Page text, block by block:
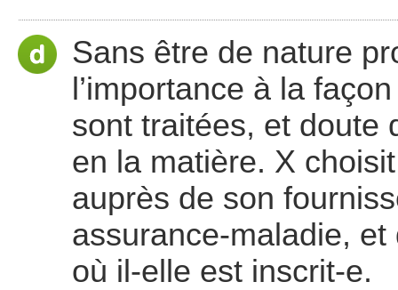
Sans être de nature
l’importance à la
sont traitées, et doute
en la matière. X
auprès de son
assurance-maladie, et
où il-elle est inscrit-e.